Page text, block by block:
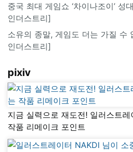
중국 최대 게임쇼 ‘차이나조이’ 성
인더스트리]
소유의 종말, 게임도 더는 가질 수
인더스트리]
pixiv
지금 실력으로 재도전! 일러스트
작품 리메이크 포인트